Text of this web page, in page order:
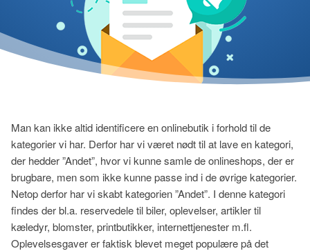
Man kan ikke altid identificere en onlinebutik i forhold til de
kategorier vi har. Derfor har vi været nødt til at lave en kategori,
der hedder ”Andet”, hvor vi kunne samle de onlineshops, der er
brugbare, men som ikke kunne passe ind i de øvrige kategorier.
Netop derfor har vi skabt kategorien ”Andet”. I denne kategori
findes der bl.a. reservedele til biler, oplevelser, artikler til
kæledyr, blomster, printbutikker, internettjenester m.fl.
Oplevelsesgaver er faktisk blevet meget populære på det